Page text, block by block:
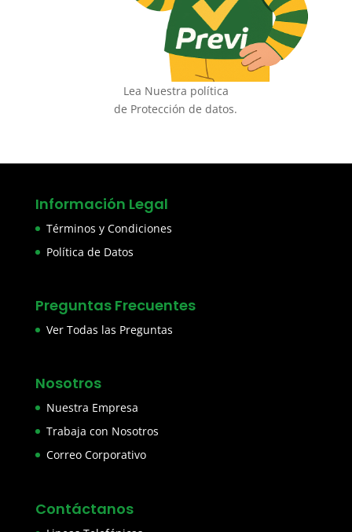
Lea Nuestra política
de Protección de datos.
Información Legal
Términos y Condiciones
Política de Datos
Preguntas Frecuentes
Ver Todas las Preguntas
Nosotros
Nuestra Empresa
Trabaja con Nosotros
Correo Corporativo
Contáctanos